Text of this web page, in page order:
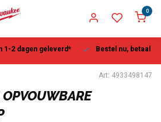
0
1-2 dagen geleverd* Bestel nu, betaal
Art: 4933498147